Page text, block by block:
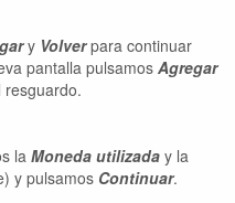
y Volverpara continuar
pantalla pulsamos Agregar
la Moneda utilizada y la
y pulsamos Continuar.